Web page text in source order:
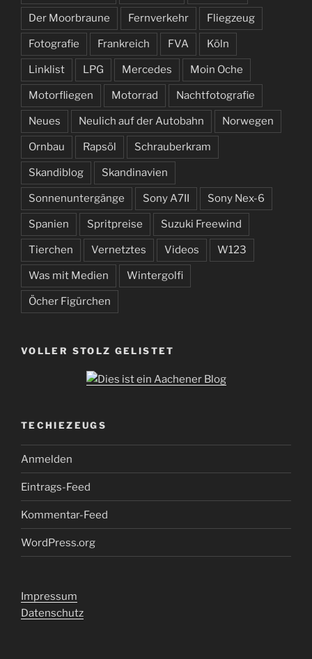
Der Moorbraune Fernverkehr Fliegzeug
Fotografie Frankreich FVA Köln
Linklist LPG Mercedes Moin Oche
Motorfliegen Motorrad Nachtfotografie
Neues Neulich auf der Autobahn Norwegen
Ornbau Rapsöl Schrauberkram
Skandiblog Skandinavien
Sonnenuntergänge Sony A7II Sony Nex-6
Spanien Spritpreise Suzuki Freewind
Tierchen Vernetztes Videos W123
Was mit Medien Wintergolfi
Öcher Figürchen
VOLLER STOLZ GELISTET
TECHIEZEUGS
Anmelden
Eintrags-Feed
Kommentar-Feed
WordPress.org
Impressum
Datenschutz